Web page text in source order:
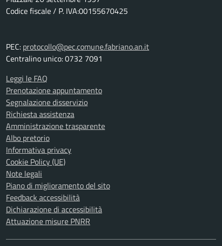
Codice fiscale / P. IVA:00155670425
PEC: protocollo@pec.comune.fabriano.an.it
Centralino unico: 0732 7091
Leggi le FAQ
Prenotazione appuntamento
Segnalazione disservizio
Richiesta assistenza
Amministrazione trasparente
Albo pretorio
Informativa privacy
Cookie Policy (UE)
Note legali
Piano di miglioramento del sito
Feedback accessibilità
Dichiarazione di accessibilità
Attuazione misure PNRR